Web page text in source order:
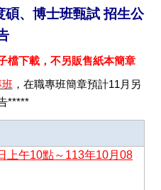
碩、博士班甄試 招生公
檔下載，不另販售紙本簡章
，在職專班簡章預計11月另
*****
上午10點～113年10月08